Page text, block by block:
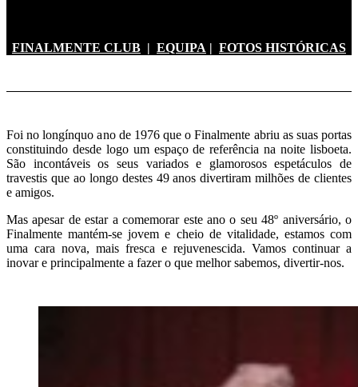
FINALMENTE CLUB | EQUIPA | FOTOS HISTÓRICAS
Foi no longínquo ano de 1976 que o Finalmente abriu as suas portas
constituindo desde logo um espaço de referência na noite lisboeta.
São incontáveis os seus variados e glamorososespetáculos de
travestis que ao longo destes 49 anos divertiram milhões de clientes
e amigos.
Mas apesar de estar a comemorar este ano o seu 48º aniversário, o
Finalmente mantém-sejovem e cheio de vitalidade, estamos com
uma cara nova, mais fresca e rejuvenescida. Vamos continuar a
inovar e principalmente a fazer o que melhor sabemos, divertir-nos.